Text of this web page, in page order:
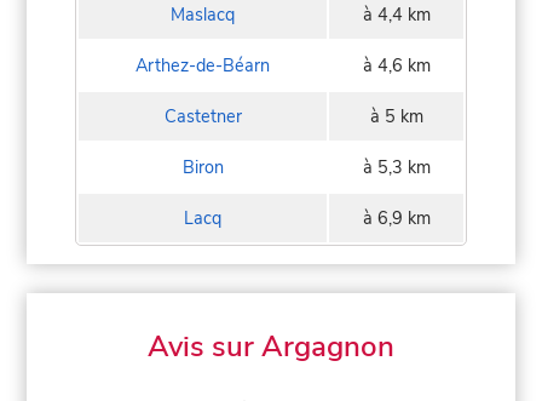
Maslacq à 4,4 km
Arthez-de-Béarn à 4,6 km
Castetner à 5 km
Biron à 5,3 km
Lacq à 6,9 km
Avis sur Argagnon